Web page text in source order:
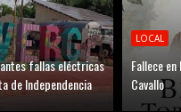
fallas eléctricas
de Independencia
LOCAL
Fallece
Cavallo